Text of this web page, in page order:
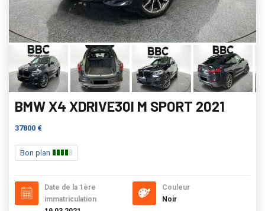
BMW X4 XDRIVE30I M SPORT 2021
37800 €
Bon plan
Date de la 1ère
immatriculation
Couleur
Noir